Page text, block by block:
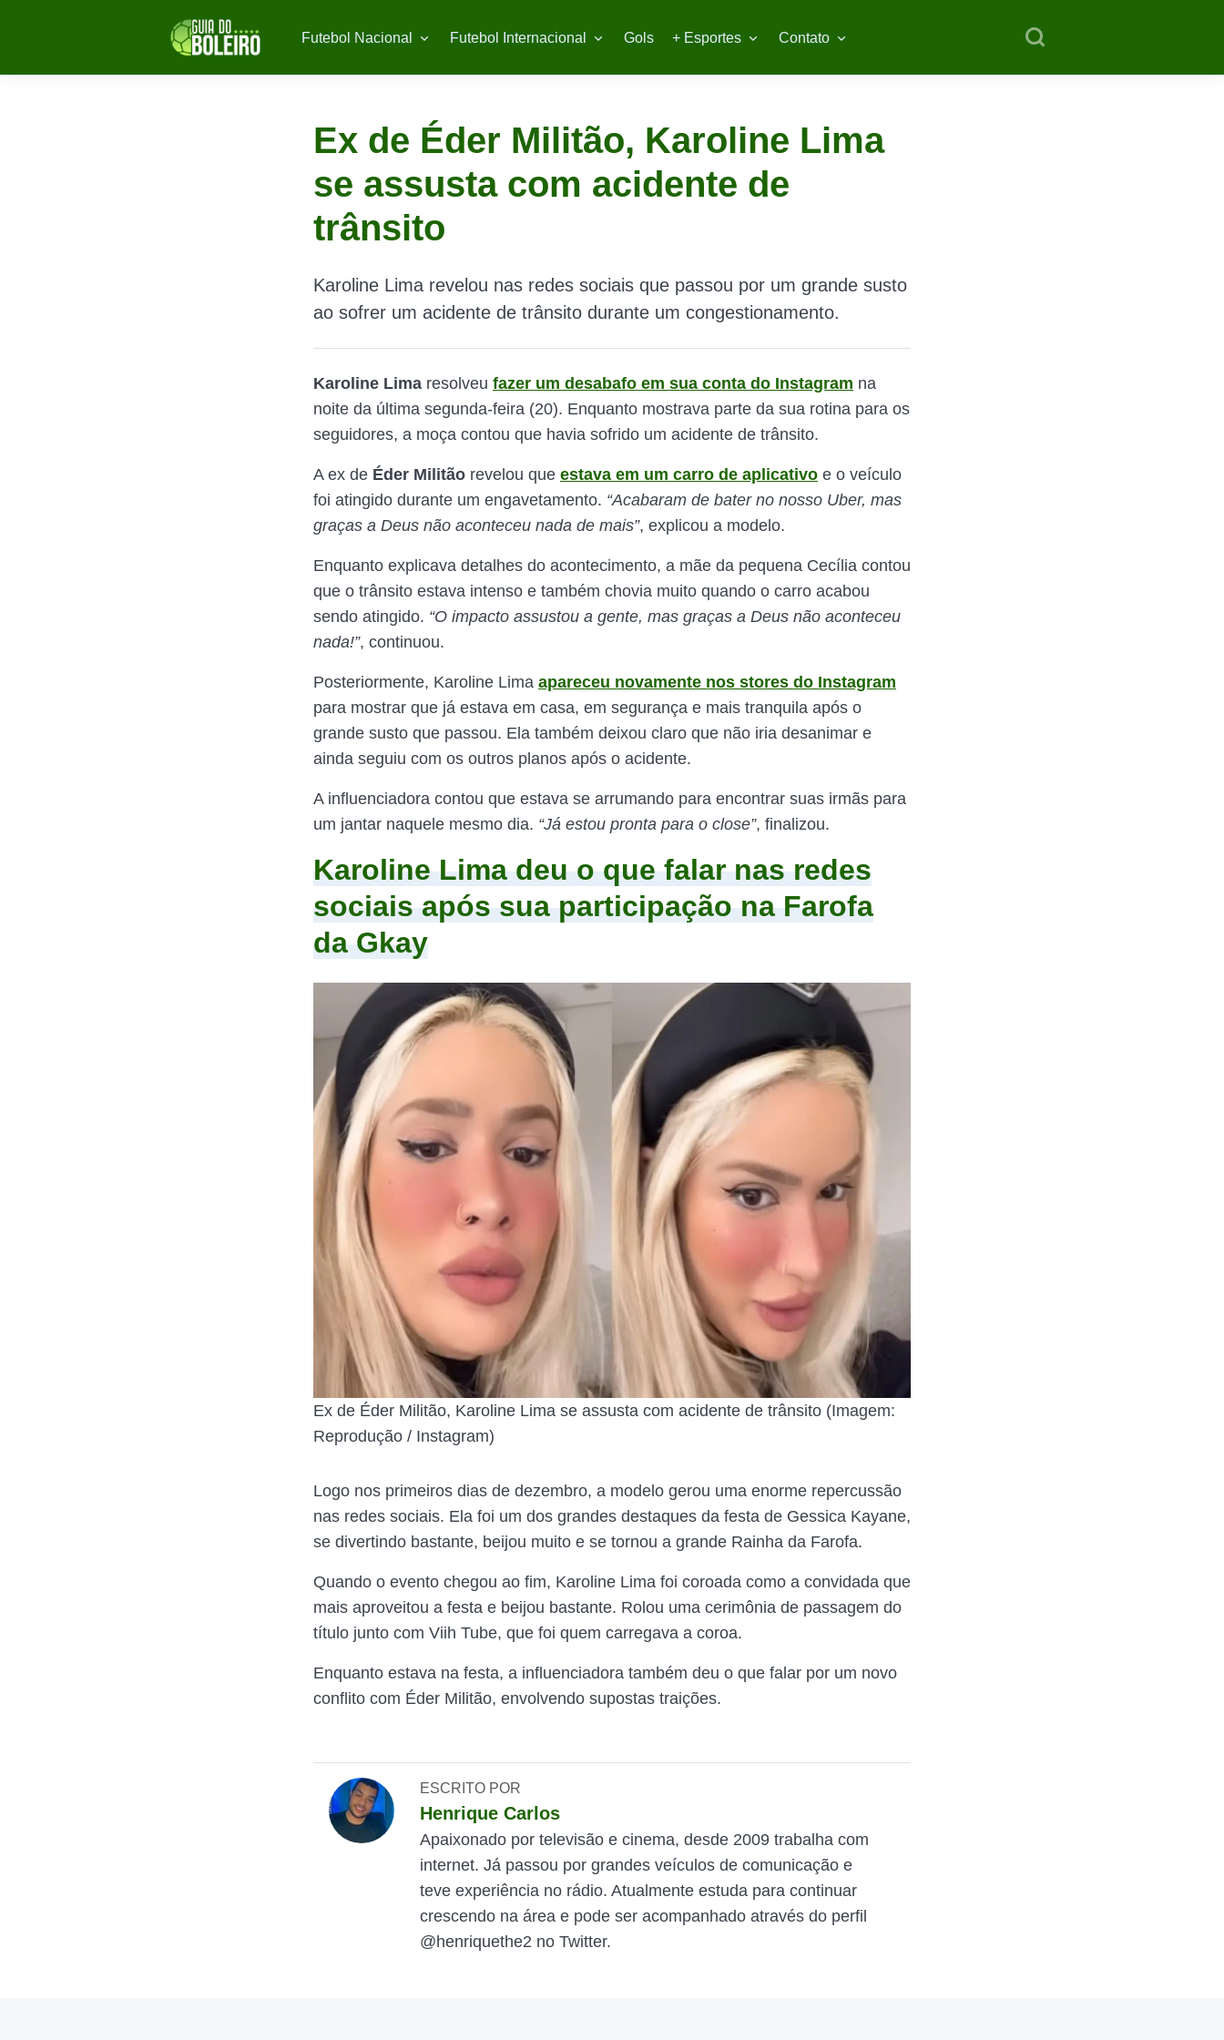
Futebol Nacional Futebol Internacional Gols + Esportes Contato
Ex de Éder Militão, Karoline Lima
se assusta com acidente de
trânsito
Karoline Lima revelou nas redes sociais que passou por um grande susto
ao sofrer um acidente de trânsito durante um congestionamento.
Karoline Lima resolveu fazer um desabafo em sua conta do Instagram na
noite da última segunda-feira (20). Enquanto mostrava parte da sua rotina para os
seguidores, a moça contou que havia sofrido um acidente de trânsito.
A ex de Éder Militão revelou que estava em um carro de aplicativo e o veículo
foi atingido durante um engavetamento. “Acabaram de bater no nosso Uber, mas
graças a Deus não aconteceu nada de mais”, explicou a modelo.
Enquanto explicava detalhes do acontecimento, a mãe da pequena Cecília contou
que o trânsito estava intenso e também chovia muito quando o carro acabou
sendo atingido. “O impacto assustou a gente, mas graças a Deus não aconteceu
nada!”, continuou.
Posteriormente, Karoline Lima apareceu novamente nos stores do Instagram
para mostrar que já estava em casa, em segurança e mais tranquila após o
grande susto que passou. Ela também deixou claro que não iria desanimar e
ainda seguiu com os outros planos após o acidente.
A influenciadora contou que estava se arrumando para encontrar suas irmãs para
um jantar naquele mesmo dia. “Já estou pronta para o close”, finalizou.
Karoline Lima deu o que falar nas redes
sociais após sua participação na Farofa
da Gkay
Ex de Éder Militão, Karoline Lima se assusta com acidente de trânsito (Imagem:
Reprodução / Instagram)
Logo nos primeiros dias de dezembro, a modelo gerou uma enorme repercussão
nas redes sociais. Ela foi um dos grandes destaques da festa de Gessica Kayane,
se divertindo bastante, beijou muito e se tornou a grande Rainha da Farofa.
Quando o evento chegou ao fim, Karoline Lima foi coroada como a convidada que
mais aproveitou a festa e beijou bastante. Rolou uma cerimônia de passagem do
título junto com Viih Tube, que foi quem carregava a coroa.
Enquanto estava na festa, a influenciadora também deu o que falar por um novo
conflito com Éder Militão, envolvendo supostas traições.
ESCRITO POR
Henrique Carlos
Apaixonado por televisão e cinema, desde 2009 trabalha com
internet. Já passou por grandes veículos de comunicação e
teve experiência no rádio. Atualmente estuda para continuar
crescendo na área e pode ser acompanhado através do perfil
@henriquethe2 no Twitter.